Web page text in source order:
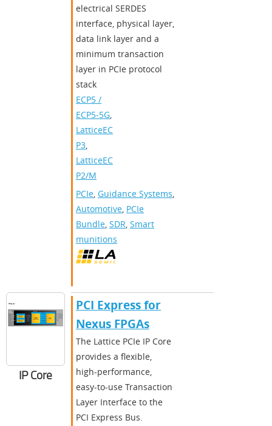
electrical SERDES
interface, physical layer,
data link layer and a
minimum transaction
layer in PCIe protocol
stack
ECP5 /
ECP5-5G,
LatticeEC
P3,
LatticeEC
P2/M
PCIe, Guidance Systems,
Automotive, PCIe
Bundle, SDR, Smart
munitions
IP Core
PCI Express for
Nexus FPGAs
The Lattice PCIe IP Core
provides a flexible,
high-performance,
easy-to-use Transaction
Layer Interface to the
PCI Express Bus.